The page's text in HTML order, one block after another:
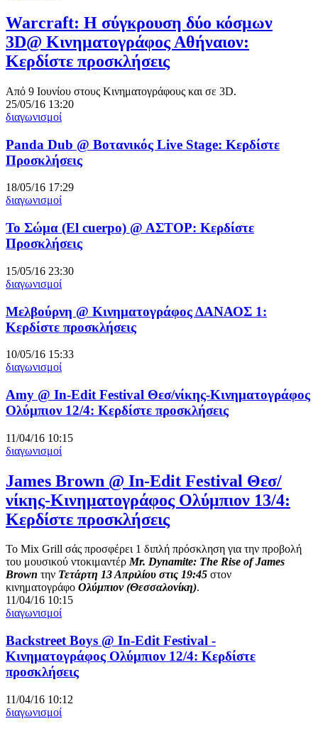
Warcraft: Η σύγκρουση δύο κόσμων
3D@ Κινηματογράφος Αθήναιον:
Κερδίστε προσκλήσεις
Από 9 Ιουνίου στους Κινηματογράφους και σε 3D.
25/05/16 13:20
διαγωνισμοί
Panda Dub @ Βοτανικός Live Stage: Κερδίστε
Προσκλήσεις
18/05/16 17:29
διαγωνισμοί
Το Σώμα (El cuerpo) @ ΑΣΤΟΡ: Κερδίστε
Προσκλήσεις
15/05/16 23:30
διαγωνισμοί
Μελβούρνη @ Κινηματογράφος ΔΑΝΑΟΣ 1:
Κερδίστε προσκλήσεις
10/05/16 15:33
διαγωνισμοί
Amy @ In-Edit Festival Θεσ/νίκης-Κινηματογράφος
Ολύμπιον 12/4: Κερδίστε προσκλήσεις
11/04/16 10:15
διαγωνισμοί
James Brown @ In-Edit Festival Θεσ/
νίκης-Κινηματογράφος Ολύμπιον 13/4:
Κερδίστε προσκλήσεις
Το Mix Grill σάς προσφέρει 1 διπλή πρόσκληση για την προβολή
του μουσικού ντοκιμαντέρMr. Dynamite: The Rise of James
Brown την Τετάρτη 13 Απριλίου στις 19:45 στον
κινηματογράφο Ολύμπιον (Θεσσαλονίκη).
11/04/16 10:15
διαγωνισμοί
Backstreet Boys @ In-Edit Festival -
Κινηματογράφος Ολύμπιον 12/4: Κερδίστε
προσκλήσεις
11/04/16 10:12
διαγωνισμοί